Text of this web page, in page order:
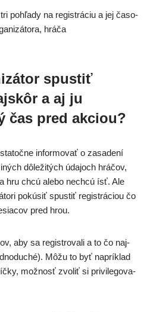
pohľa­dy na regis­trá­ciu a jej časo­
hrá­ča
spustiť
a aj ju
čas pred akciou?
infor­mo­vať o zasa­de­ní
dôle­ži­tých úda­joch hrá­čov,
hru chcú ale­bo nech­cú ísť. Ale
pokú­siť spus­tiť regis­trá­ci­ou čo
pred hrou.
aby sa regis­tro­va­li a to čo naj­
Môžu to byť naprí­klad
mož­nosť zvo­liť si pri­vi­le­go­va­